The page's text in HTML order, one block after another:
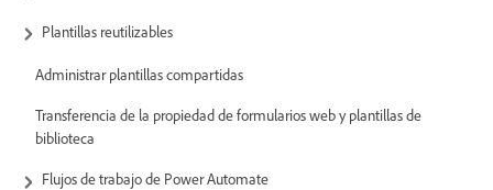
Plantillas reutilizables
Administrar plantillas compartidas
Transferencia de la propiedad de formularios web y plantillas de
biblioteca
Flujos de trabajo de Power Automate